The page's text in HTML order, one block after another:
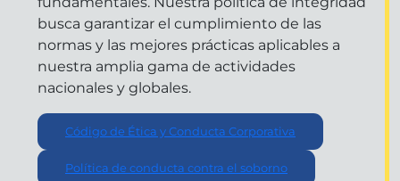
busca garantizar el cumplimiento de las
normas y las mejores prácticas aplicables a
nuestra amplia gama de actividades
nacionales y globales.
Código de Ética y Conducta Corporativa
Política de conducta contra el soborno